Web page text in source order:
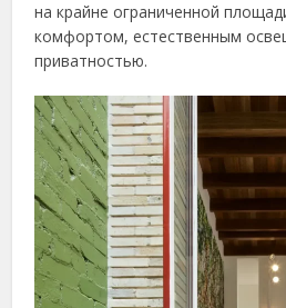
на крайне ограниченной
комфортом, естественным
приватностью.